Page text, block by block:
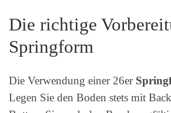
Die richtige
Springform
Die Verwendung einer 26er
Legen Sie den Boden stets mit